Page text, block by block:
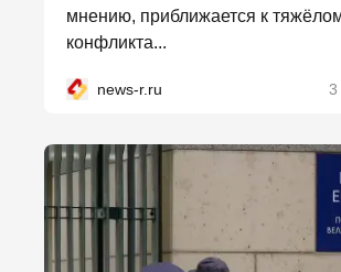
мнению, приближается к
конфликта...
news-r.ru 3